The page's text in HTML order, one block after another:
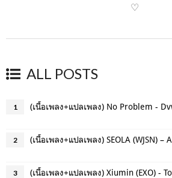
♡
ALL POSTS
1
2
3